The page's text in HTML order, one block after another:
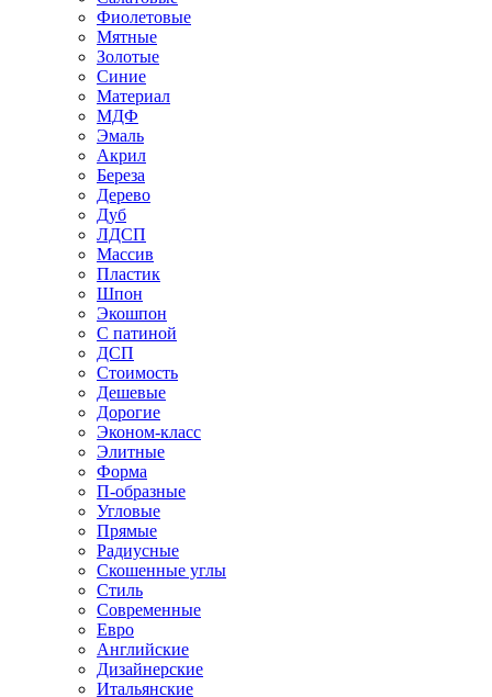
Фиолетовые
Мятные
Золотые
Синие
Материал
МДФ
Эмаль
Акрил
Береза
Дерево
Дуб
ЛДСП
Массив
Пластик
Шпон
Экошпон
С патиной
ДСП
Стоимость
Дешевые
Дорогие
Эконом-класс
Элитные
Форма
П-образные
Угловые
Прямые
Радиусные
Скошенные углы
Стиль
Современные
Евро
Английские
Дизайнерские
Итальянские